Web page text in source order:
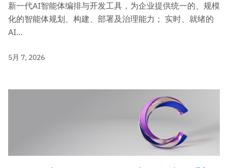
新一代AI智能体编排与开发工具，为企业提供统一的、规模
化的智能体规划、构建、部署及治理能力； 实时、就绪的
AI...
5月 7, 2026